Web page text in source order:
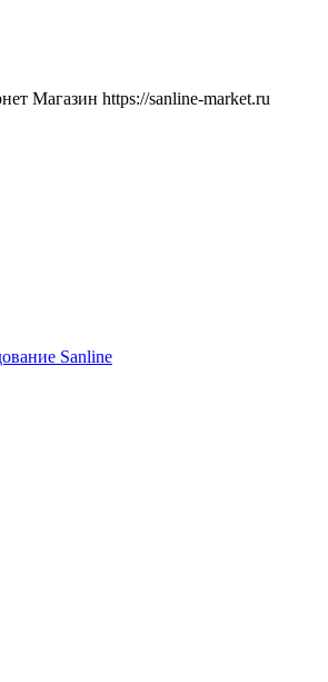
Магазин https://sanline-market.ru
Sanline